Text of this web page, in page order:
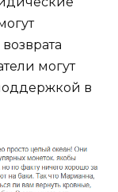
могут
в